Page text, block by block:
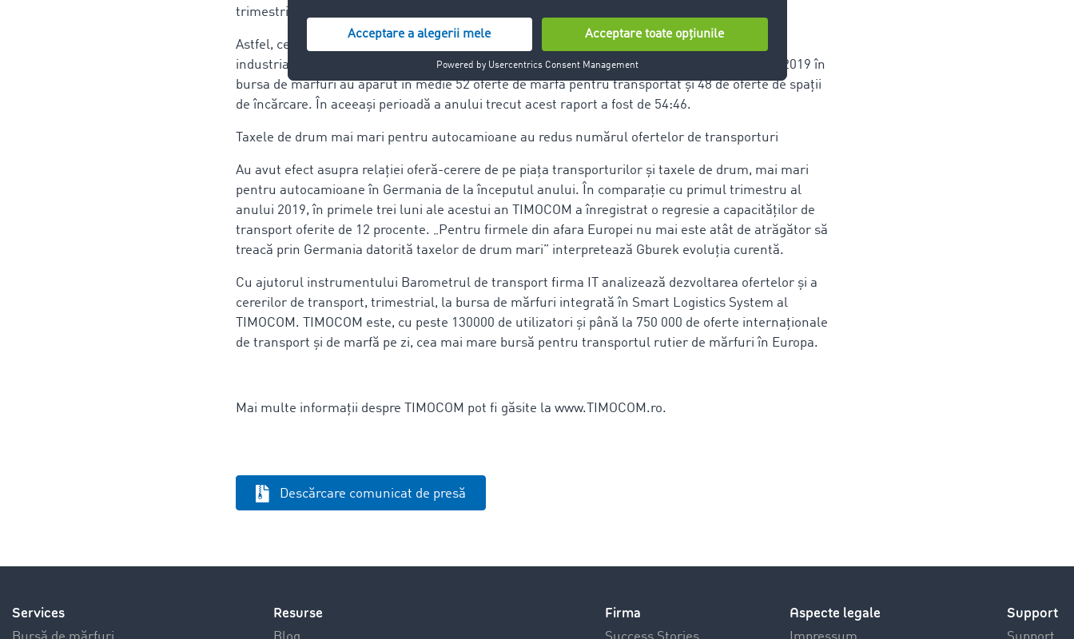
trimestriale purtătorul de cuvânt al companiei TIMOCOM, Gunnar Gburek.
Astfel, cererea firmelor care caută prin TIMOCOM variante de transport pentru mărfurile lor
industriale și comerciale a scăzut în primul trimestru din 2019. În perioada ianuarie-martie 2019 în
bursa de mărfuri au apărut în medie 52 oferte de marfă pentru transportat și 48 de oferte de spații
de încărcare. În aceeași perioadă a anului trecut acest raport a fost de 54:46.
Taxele de drum mai mari pentru autocamioane au redus numărul ofertelor de transporturi
Au avut efect asupra relației oferă-cerere de pe piața transporturilor și taxele de drum, mai mari
pentru autocamioane în Germania de la începutul anului. În comparație cu primul trimestru al
anului 2019, în primele trei luni ale acestui an TIMOCOM a înregistrat o regresie a capacităților de
transport oferite de 12 procente. „Pentru firmele din afara Europei nu mai este atât de atrăgător să
treacă prin Germania datorită taxelor de drum mari” interpretează Gburek evoluția curentă.
Cu ajutorul instrumentului Barometrul de transport firma IT analizează dezvoltarea ofertelor și a
cererilor de transport, trimestrial, la bursa de mărfuri integrată în Smart Logistics System al
TIMOCOM. TIMOCOM este, cu peste 130000 de utilizatori și până la 750 000 de oferte internaționale
de transport și de marfă pe zi, cea mai mare bursă pentru transportul rutier de mărfuri în Europa.
Mai multe informații despre TIMOCOM pot fi găsite la www.TIMOCOM.ro.
Descărcare comunicat de presă
Services Resurse Firma Aspecte legale Support